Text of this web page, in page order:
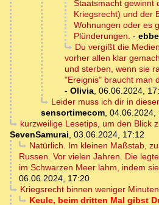
Staatsmacht gewinnt
Kriegsrecht) und der
Wohnungen oder es
Plünderungen. -
Du vergißt die
vorher allen klar
und sterben, wenn sie
"Ereignis" braucht man
- Olivia, 06.06.2024,
Leider muss ich dir in
sensortimecom, 04.06.2024,
kurzweilige Lesetips, um den Blick
SevenSamurai, 03.06.2024, 17:12
Natürlich. Im kleinen Maßstab,
Russen. Vor vielen Jahren. Die
im Schwarzen Meer lahm, indem
06.06.2024, 17:20
Kriegsrecht binnen weniger Minuten
Keule, beim dritten Mal gibst